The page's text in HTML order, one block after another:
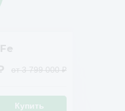
от 3 799 000 ₽
Купить